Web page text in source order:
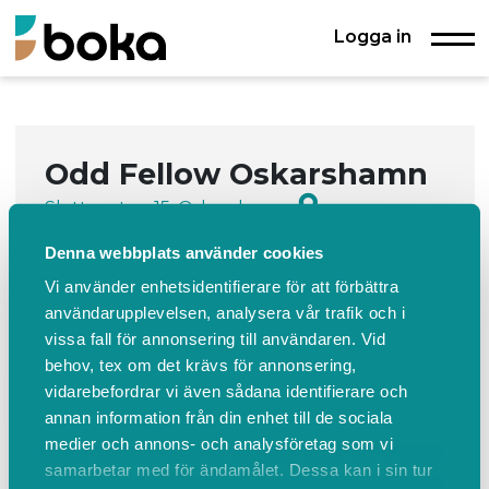
Denna webbplats använder cookies
Vi använder enhetsidentifierare för att förbättra
användarupplevelsen, analysera vår trafik och i
vissa fall för annonsering till användaren. Vid
behov, tex om det krävs för annonsering,
vidarebefordrar vi även sådana identifierare och
annan information från din enhet till de sociala
medier och annons- och analysföretag som vi
samarbetar med för ändamålet. Dessa kan i sin tur
Logga in
Odd Fellow Oskarshamn
Slottsgatan 15, Oskarshamn
Uthyrning av lokaler och festvåning för
sammankomstertyp brö...
Läs mer
Boka Events Om oss
Events